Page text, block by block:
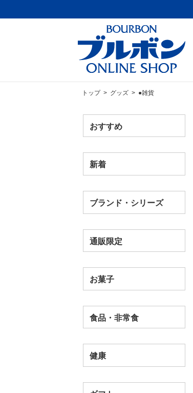
トップ> グッズ> ●雑貨
おすすめ
新着
ブランド・シリーズ
通販限定
お菓子
食品・非常食
健康